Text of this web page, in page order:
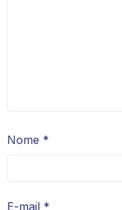
Nome *
E-mail *